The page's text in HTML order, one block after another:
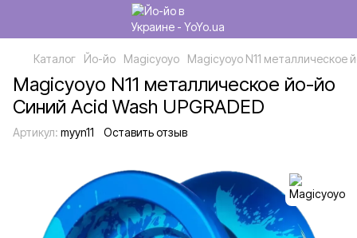
Каталог Йо-йо Magicyoyo Magicyoyo N11 металлическое
Magicyoyo N11 металлическое йо-йо
Синий Acid Wash UPGRADED
Артикул: myyn11 Оставить отзыв